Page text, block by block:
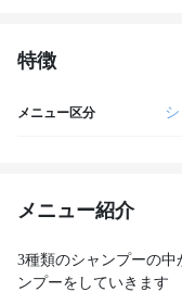
特徴
メニュー区分
メニュー紹介
3種類のシャンプーの
ンプーをしていきます